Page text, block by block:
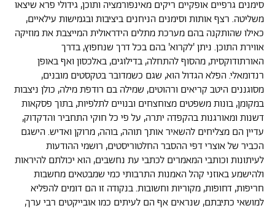
סימנים גרפיים אופקיים ריקים מאינפורמציה ותוכן, גידולי פרא שיצאו
משליטה. רצף אותות וסימנים הניחנים ביציבות ובגמישות עילאיים,
כאילו שהותקנה בהם מערכת מתלים הידראולית המייצבת את מוזיקה
אווירת התוכן. ניתן 'לקרוא' בהם בכל דרך שנחפוץ, בדרך
האורתודוקסית, מהסוף להתחלה, בדילוגים, באלכסון ואף באופן
רנדומאלי. הפלא הגדול הוא, שגם כשמדובר בטקסטים מובנים,
מסוגננים היטב קריאים ורהוטים, שמילה בם רודפת מילה, כולן ניצבות
במקומן, בונות משפטים מצוחצחים ובנויים לתלפיות, בתוך פסקאות
דשנות ומאורגנות בהקפדה יתרה, על פי כל חוקי התחביר והדקדוק,
עדיין הם מצליחים להשאיר אותך תוהה, בוהה, מרוקן ואדיש. הישגם
הכביר של אוצרי דפי ההסבר החלטוריסטים, רושמי ההודעות
לעיתונות וכותבי המאמרים לכתבי עת נחשבים, הוא יכולתם להיראות
ולהישמע באוזני קהל האמנות התרבותי כמי שמבטאים מחשבות
חריפות, דחופות, מקוריות וחשובות. בנקודה זו הם דומים להפליא
למושאי כתיבתם, שנראים אף הם לעיתים כמו אובייקטים רבי ערך,